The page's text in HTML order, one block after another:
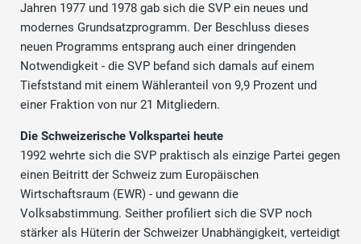
Jahren 1977 und 1978 gab sich die SVP ein neues und
modernes Grundsatzprogramm. Der Beschluss dieses
neuen Programms entsprang auch einer dringenden
Notwendigkeit - die SVP befand sich damals auf einem
Tiefststand mit einem Wähleranteil von 9,9 Prozent und
einer Fraktion von nur 21 Mitgliedern.
Die Schweizerische Volkspartei heute
1992 wehrte sich die SVP praktisch als einzige Partei gegen
einen Beitritt der Schweiz zum Europäischen
Wirtschaftsraum (EWR) - und gewann die
Volksabstimmung. Seither profiliert sich die SVP noch
stärker als Hüterin der Schweizer Unabhängigkeit, verteidigt